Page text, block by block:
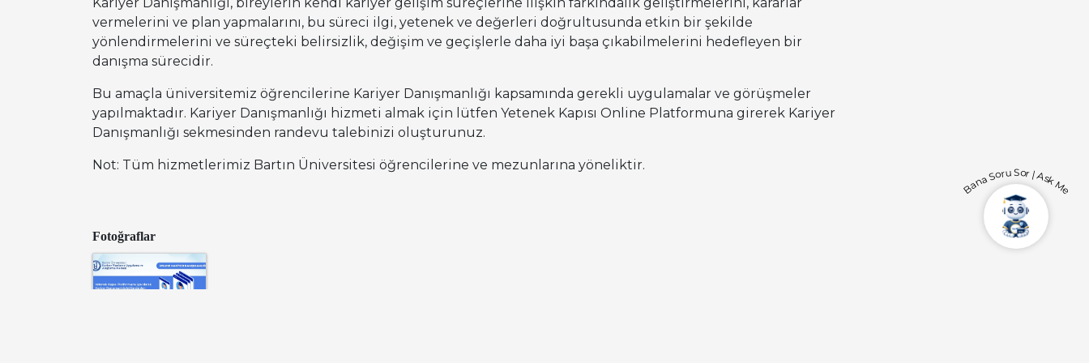
vermelerini ve plan yapmalarını, bu süreci ilgi, yetenek ve değerleri doğrultusunda etkin bir şekilde
yönlendirmelerini ve süreçteki belirsizlik, değişim ve geçişlerle daha iyi başa çıkabilmelerini hedefleyen bir
danışma sürecidir.
Bu amaçla üniversitemiz öğrencilerine Kariyer Danışmanlığı kapsamında gerekli uygulamalar ve görüşmeler
yapılmaktadır. Kariyer Danışmanlığı hizmeti almak için lütfen Yetenek Kapısı Online Platformuna girerek Kariyer
Danışmanlığı sekmesinden randevu talebinizi oluşturunuz.
Not: Tüm hizmetlerimiz Bartın Üniversitesi öğrencilerine ve mezunlarına yöneliktir.
Fotoğraflar
Bana Soru Sor | Ask Me